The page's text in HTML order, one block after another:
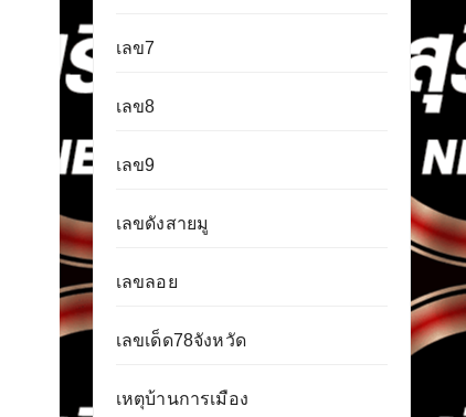
เลข7
เลข8
เลข9
เลขดังสายมู
เลขลอย
เลขเด็ด78จังหวัด
เหตุบ้านการเมือง